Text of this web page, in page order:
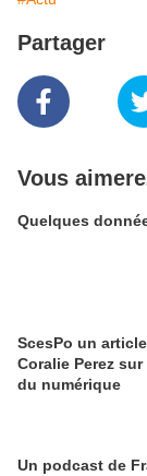
Partager
Vous
Quelques
ScesPo un
Coralie Perez
du numérique
Un podcast de